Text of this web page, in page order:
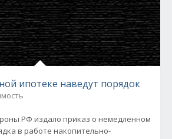
ипотеке наведут порядок
РФ издало приказ о немедленном
в работе накопительно-